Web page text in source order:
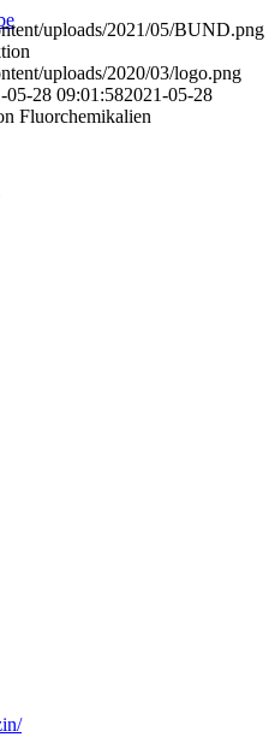
uploads/2021/05/BUND.png
uploads/2020/03/logo.png
05-28 09:01:582021-05-28
Fluorchemikalien